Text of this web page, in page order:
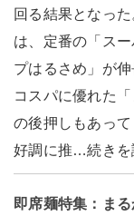
回る結果となっ
は、定番の「ス
プはるさめ」が伸
コスパに優れた
の後押しもあっ
好調に推…続きを
即席麺特集：ま